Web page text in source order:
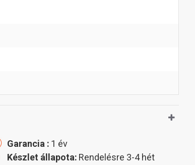
Garancia : 1 év
Készlet állapota: Rendelésre 3-4 hét